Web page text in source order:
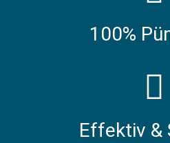
100%
Effektiv &